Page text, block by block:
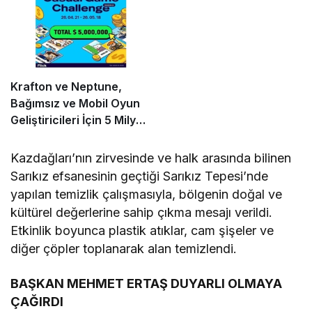
Krafton ve Neptune,
Bağımsız ve Mobil Oyun
Geliştiricileri İçin 5 Milyon
Yarışmasını Başlattı
Kazdağları’nın zirvesinde ve halk arasında bilinen
Sarıkız efsanesinin geçtiği Sarıkız Tepesi’nde
yapılan temizlik çalışmasıyla, bölgenin doğal ve
kültürel değerlerine sahip çıkma mesajı verildi.
Etkinlik boyunca plastik atıklar, cam şişeler ve
diğer çöpler toplanarak alan temizlendi.
BAŞKAN MEHMET ERTAŞ DUYARLI OLMAYA
ÇAĞIRDI